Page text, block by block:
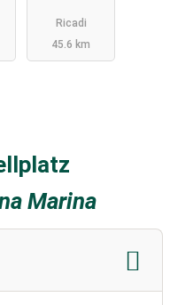
Ricadi
45.6 km
Marina